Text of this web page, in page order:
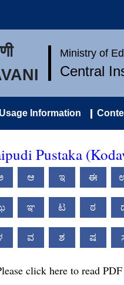
Ministry of
Central
Information
Pustaka
ಆ ಇ ಈ
ಞ ಟ ಠ
ವ ಶ ಷ
click here to read